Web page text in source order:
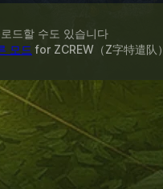
드할 수도 있습니다
모드 for ZCREW（Z字特遣队）